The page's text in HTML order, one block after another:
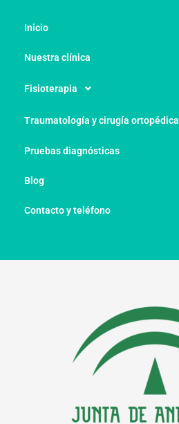
Inicio
Nuestra clínica
Fisioterapia
Traumatología y cirugía ortopédica
Pruebas diagnósticas
Blog
Contacto y teléfono